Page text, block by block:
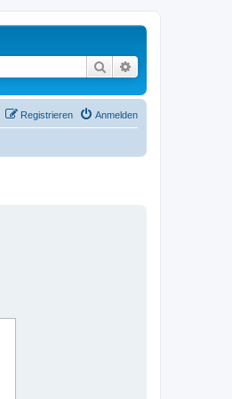
Suche
Anmelden
Registrieren